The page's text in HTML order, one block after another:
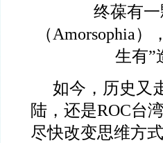
终葆有
（Amorsophia
生有”
如今，历史又
陆，还是ROC台
尽快改变思维方